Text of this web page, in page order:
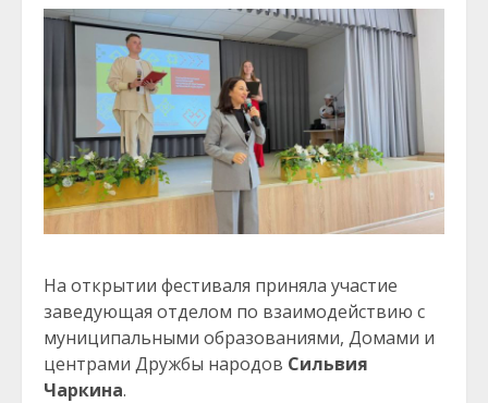
На открытии фестиваля приняла участие
заведующая отделом по взаимодействию с
муниципальными образованиями, Домами и
центрами Дружбы народов Сильвия
Чаркина.